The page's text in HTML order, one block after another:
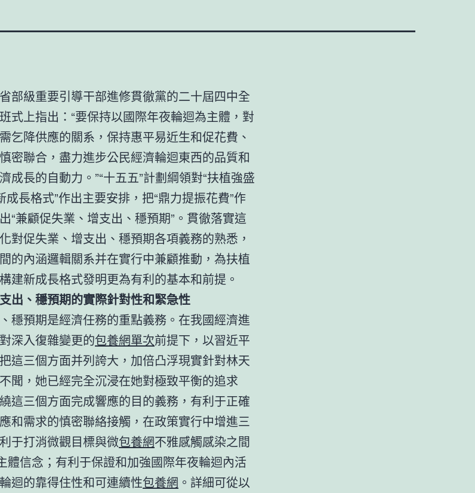
部級重要引導干部進修貫徹黨的二十屆四中全
式上指出：“要保持以國際年夜輪迴為主體，對
乞降供應的關系，保持惠平易近生和促花費、
密聯合，盡力進步公民經濟輪迴東西的品質和
成長的自動力。”“十五五”計劃綱領對“扶植強盛
長格式”作出主要安排，把“鼎力提振花費”作
“兼顧促失業、增支出、穩預期”。貫徹落實這
對促失業、增支出、穩預期各項義務的熟悉，
的內涵邏輯關系并在實行中兼顧推動，為扶植
建新成長格式發明更為有利的基本和前提。
出、穩預期的實際針對性和緊急性
穩預期是經濟任務的重點義務。在我國經濟進
深入復雜變更的包養網單次前提下，以習近平
這三個方面并列誇大，加倍凸浮現實針對林天
聞，她已經完全沉浸在她對極致平衡的追求
這三個方面完成響應的目的義務，有利于正確
和需求的慎密聯絡接觸，在政策實行中增進三
于打消微觀目標與微包養網不雅感觸感染之間
體信念；有利于保證和加強國際年夜輪迴內活
迴的靠得住性和可連續性包養網 。詳細可從以